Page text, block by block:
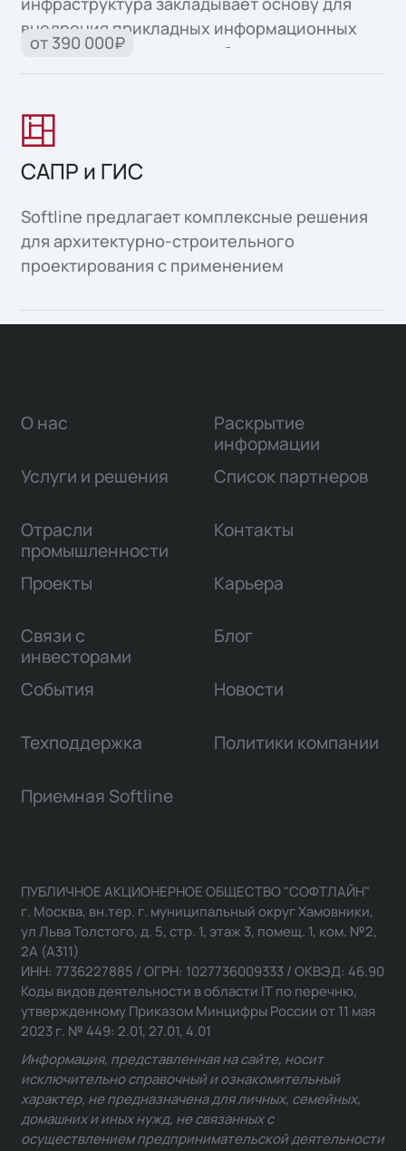
внедрения прикладных информационных
систем и автоматизации бизнес-процессов.
от 390 000₽
САПР и ГИС
Softline предлагает комплексные решения
для архитектурно-строительного
проектирования с применением
информационного моделирования объектов
капитального строительства, а также
О нас
Услуги и решения
Отрасли
промышленности
Проекты
Связи с
инвесторами
Раскрытие
информации
Список партнеров
Контакты
Карьера
Блог
События Новости
Техподдержка Политики компании
Приемная Softline
ПУБЛИЧНОЕ АКЦИОНЕРНОЕ ОБЩЕСТВО "СОФТЛАЙН"
г. Москва, вн.тер. г. муниципальный округ Хамовники,
ул Льва Толстого, д. 5, стр. 1, этаж 3, помещ. 1, ком. №2,
2А (А311)
ИНН: 7736227885 / ОГРН: 1027736009333 / ОКВЭД: 46.90
Коды видов деятельности в области IT по перечню,
утвержденному Приказом Минцифры России от 11 мая
2023 г. № 449: 2.01, 27.01, 4.01
Информация, представленная на сайте, носит
исключительно справочный и ознакомительный
характер, не предназначена для личных, семейных,
домашних и иных нужд, не связанных с
осуществлением предпринимательской деятельности